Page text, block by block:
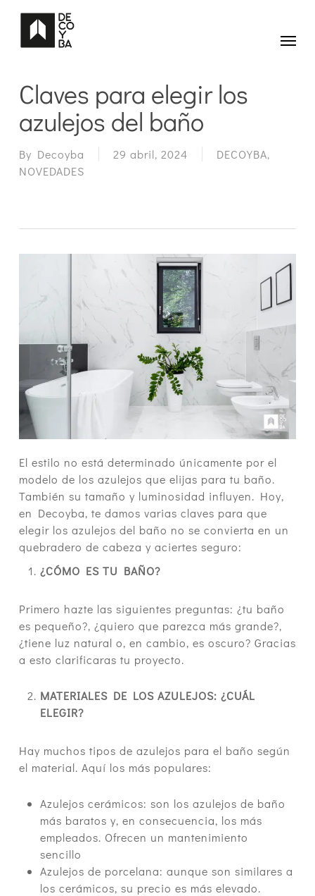
Menu
Claves para elegir los
azulejos del baño
By Decoyba 29 abril, 2024 DECOYBA,
NOVEDADES
El estilo no está determinado únicamente por el
modelo de los azulejos que elijas para tu baño.
También su tamaño y luminosidad influyen. Hoy,
en Decoyba, te damos varias claves para que
elegir los azulejos del baño no se convierta en un
quebradero de cabeza y aciertes seguro:
¿CÓMO ES TU BAÑO?
Primero hazte las siguientes preguntas: ¿tu baño
es pequeño?, ¿quiero que parezca más grande?,
¿tiene luz natural o, en cambio, es oscuro? Gracias
a esto clarificaras tu proyecto.
MATERIALES DE LOS AZULEJOS: ¿CUÁL
ELEGIR?
Hay muchos tipos de azulejos para el baño según
el material. Aquí los más populares:
Azulejos cerámicos: son los azulejos de baño
más baratos y, en consecuencia, los más
empleados. Ofrecen un mantenimiento
sencillo
Azulejos de porcelana: aunque son similares a
los cerámicos, su precio es más elevado.